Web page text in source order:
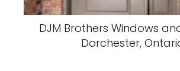
DJM Brothers Windows
Dorchester,